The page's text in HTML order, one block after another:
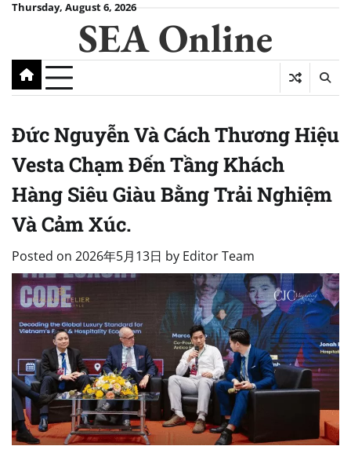
SkipThursday, August 6, 2026
SEA Online
Đức Nguyễn Và Cách Thương Hiệu
Vesta Chạm Đến Tầng Khách
Hàng Siêu Giàu Bằng Trải Nghiệm
Và Cảm Xúc.
Posted on 2026年5月13日 by Editor Team